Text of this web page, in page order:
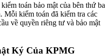
toán bảo mật của bên thứ ba
Mỗi kiểm toán đã kiểm tra các
về quyền riêng tư và bảo mật
Ký Của KPMG